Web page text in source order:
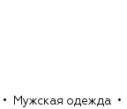
Мужская одежда